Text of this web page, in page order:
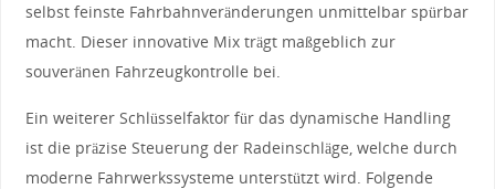
selbst feinste Fahrbahnveränderungen unmittelbar spürbar
macht. Dieser innovative Mix trägt‍ maßgeblich zur
souveränen Fahrzeugkontrolle ⁢bei.
Ein ‍weiterer Schlüsselfaktor für das dynamische Handling
ist die präzise Steuerung⁤ der ⁤Radeinschläge, welche durch
‍moderne Fahrwerkssysteme unterstützt wird. Folgende